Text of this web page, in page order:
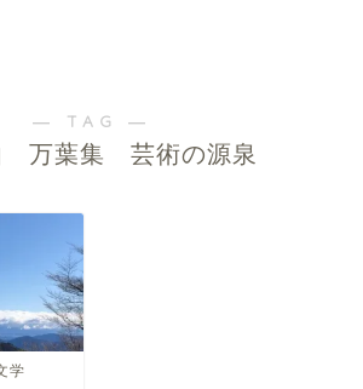
― TAG ―
万葉集 芸術の源泉
学